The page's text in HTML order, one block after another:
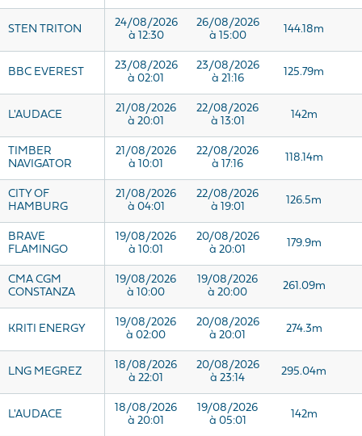
STEN TRITON
24/08/2026
à 12:30
26/08/2026
à 15:00
144.18m
BBC EVEREST
23/08/2026
à 02:01
23/08/2026
à 21:16
125.79m
L'AUDACE
21/08/2026
à 20:01
22/08/2026
à 13:01
142m
TIMBER
NAVIGATOR
21/08/2026
à 10:01
22/08/2026
à 17:16
118.14m
CITY OF
HAMBURG
21/08/2026
à 04:01
22/08/2026
à 19:01
126.5m
BRAVE
FLAMINGO
19/08/2026
à 10:01
20/08/2026
à 20:01
179.9m
CMA CGM
CONSTANZA
19/08/2026
à 10:00
19/08/2026
à 20:00
261.09m
KRITI ENERGY
19/08/2026
à 02:00
20/08/2026
à 20:01
274.3m
LNG MEGREZ
18/08/2026
à 22:01
20/08/2026
à 23:14
295.04m
L'AUDACE
18/08/2026
à 20:01
19/08/2026
à 05:01
142m